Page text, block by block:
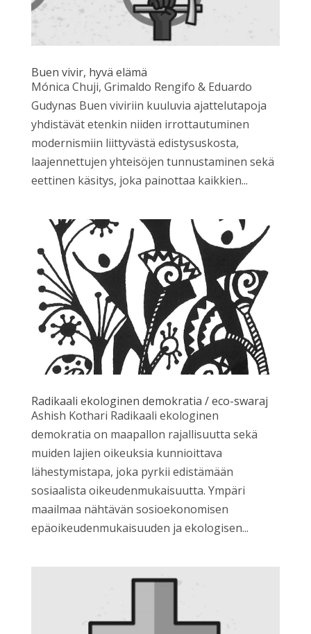
Buen vivir, hyvä elämä
Mónica Chuji, Grimaldo Rengifo & Eduardo
Gudynas Buen viviriin kuuluvia ajattelutapoja
yhdistävät etenkin niiden irrottautuminen
modernismiin liittyvästä edistysuskosta,
laajennettujen yhteisöjen tunnustaminen sekä
eettinen käsitys, joka painottaa kaikkien...
Radikaali ekologinen demokratia / eco-swaraj
Ashish Kothari Radikaali ekologinen
demokratia on maapallon rajallisuutta sekä
muiden lajien oikeuksia kunnioittava
lähestymistapa, joka pyrkii edistämään
sosiaalista oikeudenmukaisuutta. Ympäri
maailmaa nähtävän sosioekonomisen
epäoikeudenmukaisuuden ja ekologisen...